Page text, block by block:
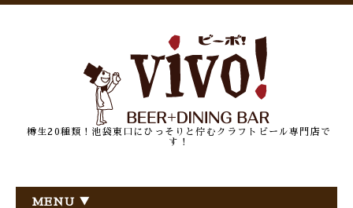
樽生20種類！池袋東口にひっそりと佇むクラフトビール専門店で
す！
MENU ▼